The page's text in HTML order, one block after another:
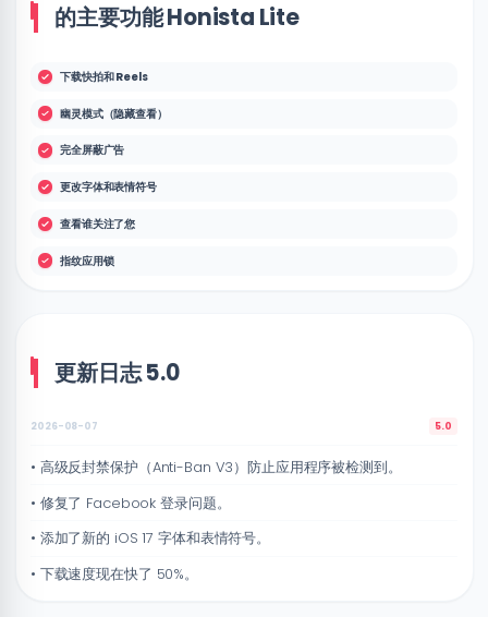
的主要功能 Honista Lite
下载快拍和 Reels
幽灵模式（隐藏查看）
完全屏蔽广告
更改字体和表情符号
查看谁关注了您
指纹应用锁
更新日志 5.0
2026-08-07 5.0
• 高级反封禁保护（Anti-Ban V3）防止应用程序被检测到。
• 修复了 Facebook 登录问题。
• 添加了新的 iOS 17 字体和表情符号。
• 下载速度现在快了 50%。